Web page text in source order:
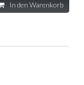
In den Warenkorb